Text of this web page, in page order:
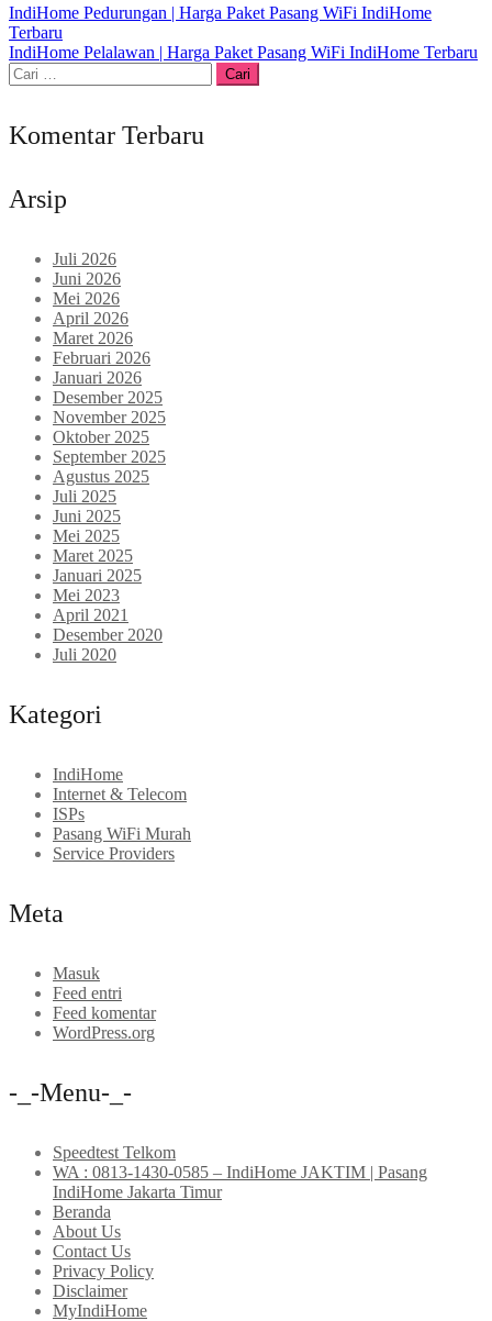
Navigasi
pos
IndiHome Pedurungan | Harga Paket Pasang WiFi IndiHome
Terbaru
IndiHome Pelalawan | Harga Paket Pasang WiFi IndiHome Terbaru
Cari
untuk:
Komentar Terbaru
Arsip
Juli 2026
Juni 2026
Mei 2026
April 2026
Maret 2026
Februari 2026
Januari 2026
Desember 2025
November 2025
Oktober 2025
September 2025
Agustus 2025
Juli 2025
Juni 2025
Mei 2025
Maret 2025
Januari 2025
Mei 2023
April 2021
Desember 2020
Juli 2020
Kategori
IndiHome
Internet & Telecom
ISPs
Pasang WiFi Murah
Service Providers
Meta
Masuk
Feed entri
Feed komentar
WordPress.org
-_-Menu-_-
Speedtest Telkom
WA : 0813-1430-0585 – IndiHome JAKTIM | Pasang
IndiHome Jakarta Timur
Beranda
About Us
Contact Us
Privacy Policy
Disclaimer
MyIndiHome